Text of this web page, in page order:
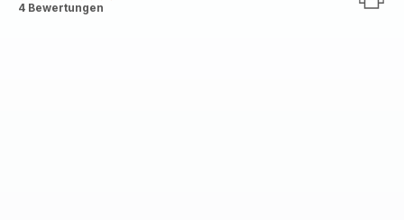
ratings.4.7
4 Bewertungen